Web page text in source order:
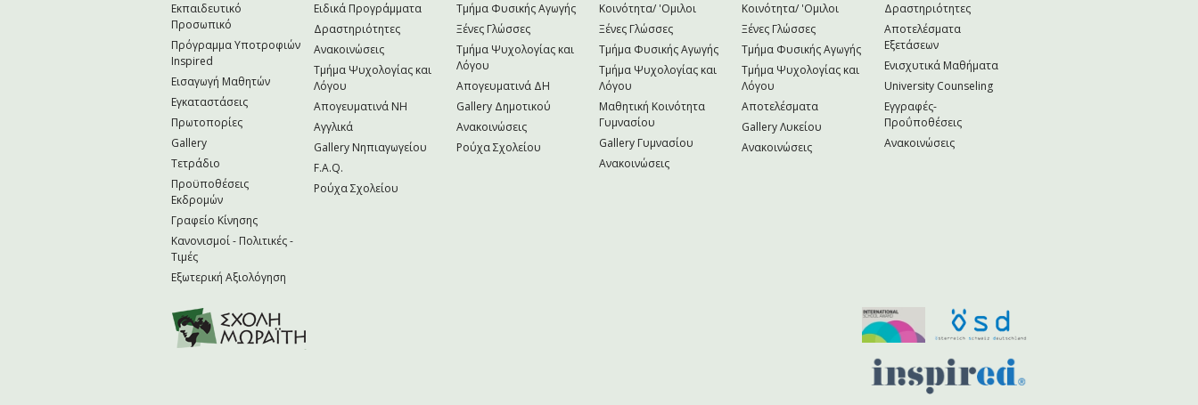
Εκπαιδευτικό
Προσωπικό
Πρόγραμμα Υποτροφιών
Inspired
Εισαγωγή Μαθητών
Εγκαταστάσεις
Πρωτοπορίες
Gallery
Τετράδιο
Προϋποθέσεις
Εκδρομών
Γραφείο Κίνησης
Κανονισμοί - Πολιτικές -
Τιμές
Εξωτερική Αξιολόγηση
Ειδικά Προγράμματα
Δραστηριότητες
Ανακοινώσεις
Τμήμα Ψυχολογίας και
Λόγου
Απογευματινά NH
Αγγλικά
Gallery Νηπιαγωγείου
F.A.Q.
Ρούχα Σχολείου
Τμήμα Φυσικής Αγωγής
Ξένες Γλώσσες
Τμήμα Ψυχολογίας και
Λόγου
Απογευματινά ΔΗ
Gallery Δημοτικού
Ανακοινώσεις
Ρούχα Σχολείου
Κοινότητα/ 'Ομιλοι
Ξένες Γλώσσες
Τμήμα Φυσικής Αγωγής
Τμήμα Ψυχολογίας και
Λόγου
Μαθητική Κοινότητα
Γυμνασίου
Gallery Γυμνασίου
Ανακοινώσεις
Κοινότητα/ 'Ομιλοι
Ξένες Γλώσσες
Τμήμα Φυσικής Αγωγής
Τμήμα Ψυχολογίας και
Λόγου
Αποτελέσματα
Gallery Λυκείου
Ανακοινώσεις
Δραστηριότητες
Αποτελέσματα
Εξετάσεων
Ενισχυτικά Μαθήματα
University Counseling
Εγγραφές-
Προΰποθέσεις
Ανακοινώσεις